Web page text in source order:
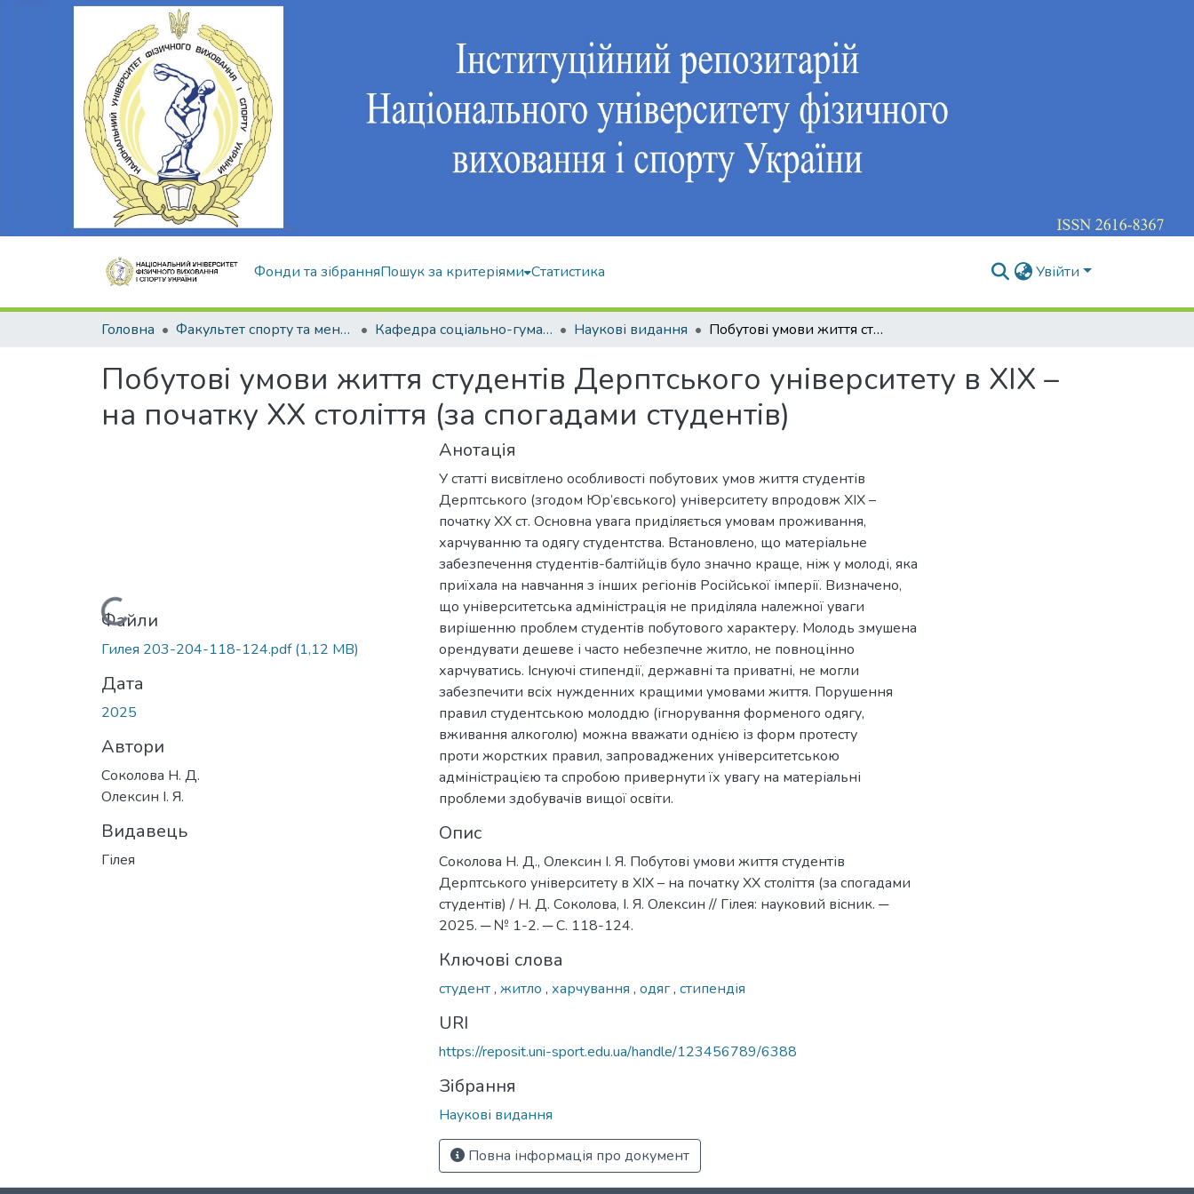
Фонди та зібранняПошук за критеріями Статистика Увійти
Головна Факультет спорту та менеджменту Кафедра соціально-гуманітарних дисциплін Наукові видання Побутові умови життя студентів Дерптського університету в ХІХ – на початку ХХ століття (за спогадами студентів)
Побутові умови життя студентів Дерптського університету в ХІХ –
на початку ХХ століття (за спогадами студентів)
Вантажиться...
Файли
Гилея 203-204-118-124.pdf(1,12 MB)
Дата
2025
Автори
Соколова Н. Д.
Олексин І. Я.
Видавець
Гілея
Анотація
У статті висвітлено особливості побутових умов життя студентів
Дерптського (згодом Юр’євського) університету впродовж ХІХ –
початку ХХ ст. Основна увага приділяється умовам проживання,
харчуванню та одягу студентства. Встановлено, що матеріальне
забезпечення студентів-балтійців було значно краще, ніж у молоді, яка
приїхала на навчання з інших регіонів Російської імперії. Визначено,
що університетська адміністрація не приділяла належної уваги
вирішенню проблем студентів побутового характеру. Молодь змушена
орендувати дешеве і часто небезпечне житло, не повноцінно
харчуватись. Існуючі стипендії, державні та приватні, не могли
забезпечити всіх нужденних кращими умовами життя. Порушення
правил студентською молоддю (ігнорування форменого одягу,
вживання алкоголю) можна вважати однією із форм протесту
проти жорстких правил, запроваджених університетською
адміністрацією та спробою привернути їх увагу на матеріальні
проблеми здобувачів вищої освіти.
Опис
Соколова Н. Д., Олексин І. Я. Побутові умови життя студентів
Дерптського університету в ХІХ – на початку ХХ століття (за спогадами
студентів) / Н. Д. Соколова, І. Я. Олексин // Гілея: науковий вісник. ─
2025. ─ № 1-2. ─ С. 118-124.
Ключові слова
студент, житло , харчування , одяг, стипендія
URI
https://reposit.uni-sport.edu.ua/handle/123456789/6388
Зібрання
Наукові видання
Повна інформація про документ